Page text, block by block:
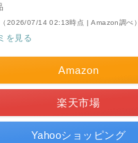
（2026/07/14 02:13時点 | Amazon調べ）
を見る
Amazon
楽天市場
Yahooショッピング